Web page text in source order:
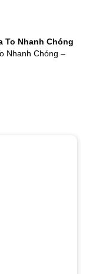
To Nhanh Chóng
Nhanh Chóng –